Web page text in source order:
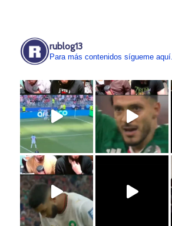
rublog13
Para más contenidos sígueme aquí.